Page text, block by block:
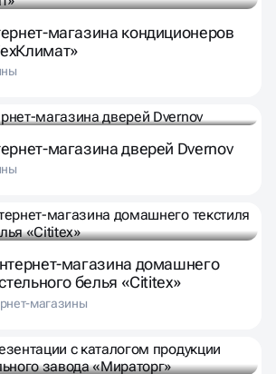
магазина кондиционеров
магазина дверей Dvernov
магазина домашнего
белья «Cititex»
магазины